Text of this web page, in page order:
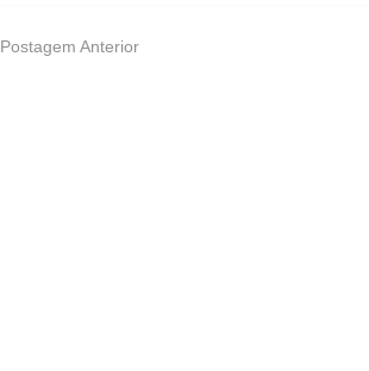
Postagem Anterior